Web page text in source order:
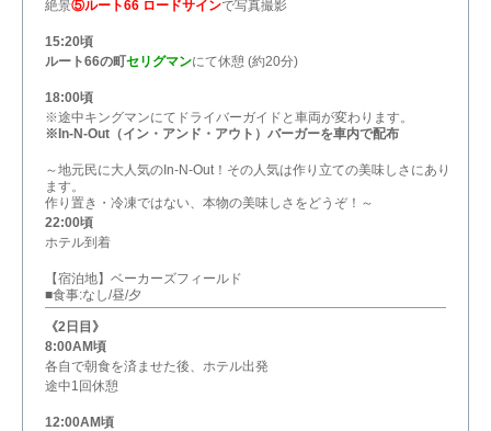
絶景⑤ルート66 ロードサインで写真撮影
15:20頃
ルート66の町セリグマンにて休憩 (約20分)
18:00頃
※途中キングマンにてドライバーガイドと車両が変わります。
※In-N-Out（イン・アンド・アウト）バーガーを車内で配布
～地元民に大人気のIn-N-Out！その人気は作り立ての美味しさにあり
ます。
作り置き・冷凍ではない、本物の美味しさをどうぞ！～
22:00頃
ホテル到着
【宿泊地】ベーカーズフィールド
■食事:なし/昼/夕
《2日目》
8:00AM頃
各自で朝食を済ませた後、ホテル出発
途中1回休憩
12:00AM頃